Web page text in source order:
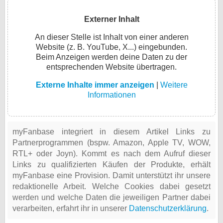
Externer Inhalt
An dieser Stelle ist Inhalt von einer anderen
Website (z. B. YouTube, X...) eingebunden.
Beim Anzeigen werden deine Daten zu der
entsprechenden Website übertragen.
Externe Inhalte immer anzeigen
Weitere
Informationen
myFanbase integriert in diesem Artikel Links zu
Partnerprogrammen (bspw. Amazon, Apple TV, WOW,
RTL+ oder Joyn). Kommt es nach dem Aufruf dieser
Links zu qualifizierten Käufen der Produkte, erhält
myFanbase eine Provision. Damit unterstützt ihr unsere
redaktionelle Arbeit. Welche Cookies dabei gesetzt
werden und welche Daten die jeweiligen Partner dabei
verarbeiten, erfahrt ihr in unserer Datenschutzerklärung.